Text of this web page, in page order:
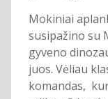
Mokiniai
susipažino su
gyveno
juos. Vėliau
komandas,